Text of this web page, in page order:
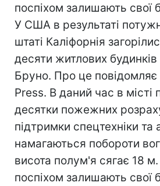
поспіхом залишають свої
У США в результаті
штаті Каліфорнія
десяти житлових будинків
Бруно. Про це
Press. В даний час в
десятки пожежних
підтримки спецтехніки та
намагаються побороти
висота полум'я сягає 18 м.
поспіхом залишають свої